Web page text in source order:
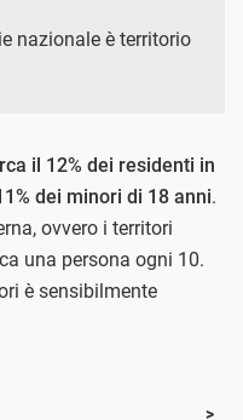
nazionale è territorio
il 12% dei residenti in
dei minori di 18 anni.
ovvero i territori
una persona ogni 10.
è sensibilmente